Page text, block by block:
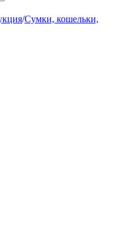
/Сумки, кошельки,